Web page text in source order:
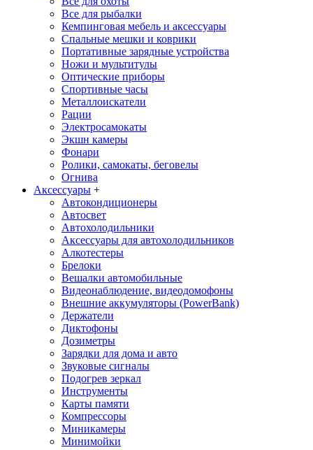
Все для рыбалки
Кемпинговая мебель и аксессуары
Спальные мешки и коврики
Портативные зарядные устройства
Ножи и мультитулы
Оптические приборы
Спортивные часы
Металлоискатели
Рации
Электросамокаты
Экшн камеры
Фонари
Ролики, самокаты, беговелы
Огнива
Аксессуары +
Автокондиционеры
Aвтосвет
Автохолодильники
Аксессуары для автохолодильников
Алкотестеры
Брелоки
Вешалки автомобильные
Видеонаблюдение, видеодомофоны
Внешние аккумуляторы (PowerBank)
Держатели
Диктофоны
Дозиметры
Зарядки для дома и авто
Звуковые сигналы
Подогрев зеркал
Инструменты
Карты памяти
Компрессоры
Миникамеры
Минимойки